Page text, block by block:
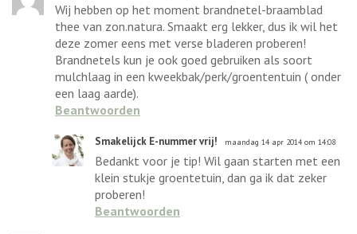
Wij hebben op het moment brandnetel-braamblad
thee van zon.natura. Smaakt erg lekker, dus ik wil het
deze zomer eens met verse bladeren proberen!
Brandnetels kun je ook goed gebruiken als soort
mulchlaag in een kweekbak/perk/groententuin ( onder
een laag aarde).
Beantwoorden
Smakelijck E-nummer vrij! maandag 14 apr 2014 om 14:08
Bedankt voor je tip! Wil gaan starten met een
klein stukje groentetuin, dan ga ik dat zeker
proberen!
Beantwoorden